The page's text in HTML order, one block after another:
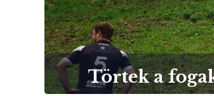
Törtek a